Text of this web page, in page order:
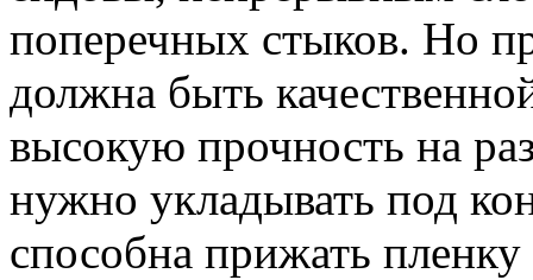
поперечных стыков. Но
должна быть
высокую прочность на
нужно укладывать под
способна прижать